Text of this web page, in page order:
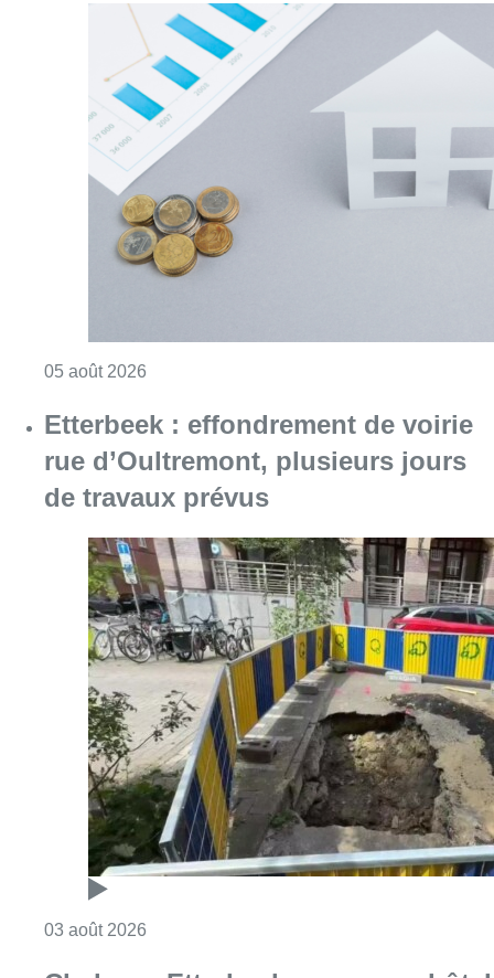
05 août 2026
Etterbeek : effondrement de voirie
rue d’Oultremont, plusieurs jours
de travaux prévus
03 août 2026